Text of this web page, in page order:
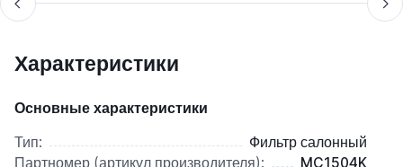
Характеристики
Основные характеристики
Тип:
Фильтр салонный
Партномер (артикул производителя):
MC1504K